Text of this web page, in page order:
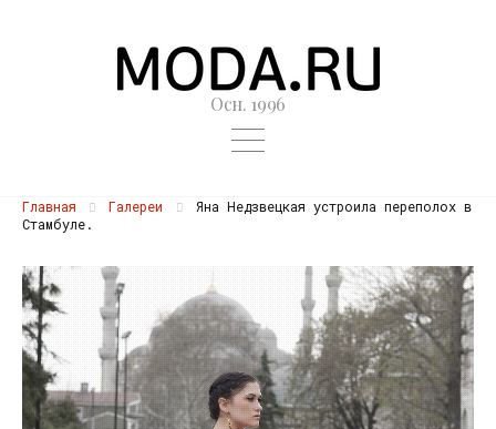
Осн. 1996
Главная Галереи
Яна Недзвецкая устроила переполох в
Стамбуле.